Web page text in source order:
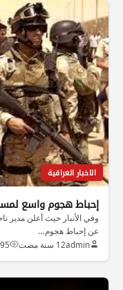
الاخبار العراقية
إحباط هجوم واسع
وفي الأنبار حيث أعلن مدير
عن إحباط هجوم…
admin12 سنة مضت 95